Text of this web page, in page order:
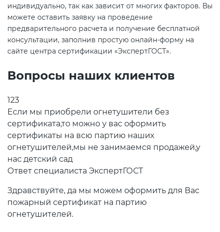
индивидуально, так как зависит от многих факторов. Вы
можете оставить заявку на проведение
предварительного расчета и получение бесплатной
консультации, заполнив простую онлайн-форму на
сайте центра сертификации «ЭкспертГОСТ».
Вопросы наших клиентов
123
Если мы приобрели огнетушители без
сертификата,то можно у вас оформить
сертификаты на всю партию наших
огнетушителей,мы не занимаемся продажей,у
нас детский сад
Ответ специалиста ЭкспертГОСТ
Здравствуйте, да мы можем оформить для Вас
пожарный сертификат на партию
огнетушителей.